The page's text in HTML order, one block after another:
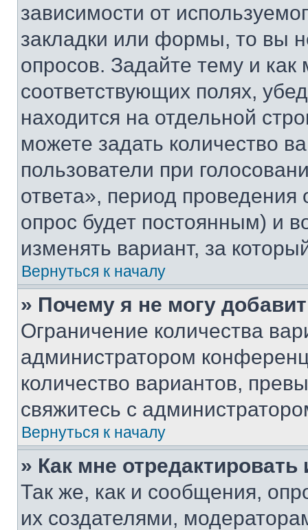
зависимости от
закладки или формы, то вы
опросов. Задайте тему и
соответствующих полях,
находится на отдельной
можете задать количество
пользователи при
ответа», период проведения
опрос будет постоянным) и
изменять вариант, за
Вернуться к началу
» Почему я не могу
Ограничение количества
администратором
количество вариантов,
свяжитесь с
Вернуться к началу
» Как мне
Так же, как и сообщения,
их создателями,